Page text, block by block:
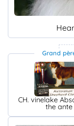
Grand
CH. vinelake
the ante